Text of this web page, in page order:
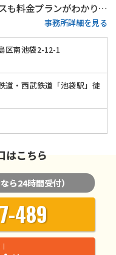
も料金プランがわかりや
で相続税申告をするなら
の実務経験がある税理
事務所詳細を見る
区南池袋2-12-1
道・西武鉄道「池袋駅」徒
はこちら
ら24時間受付）
489